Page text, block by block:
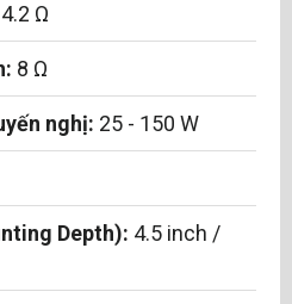
4.2 Ω
8 Ω
nghị: 25 - 150 W
Depth): 4.5 inch /